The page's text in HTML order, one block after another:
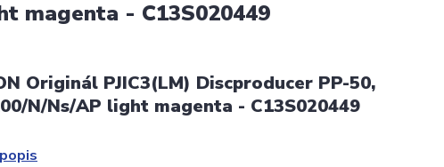
magenta - C13S020449
Originál PJIC3(LM) Discproducer PP-50,
N/Ns/AP light magenta - C13S020449